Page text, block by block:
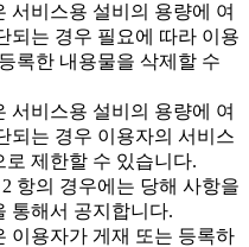
비스용 설비의 용량에 여
되는 경우 필요에 따라 이용
록한 내용물을 삭제할 수
비스용 설비의 용량에 여
되는 경우 이용자의 서비스
로 제한할 수 있습니다.
항의 경우에는 당해 사항을
통해서 공지합니다.
이용자가 게재 또는 등록하